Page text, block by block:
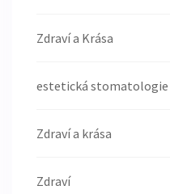
Zdraví a Krása
estetická stomatologie
Zdraví a krása
Zdraví